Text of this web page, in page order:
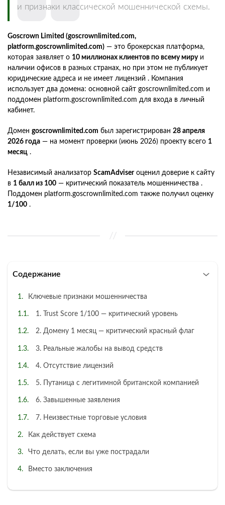
и признаки классической мошеннической схемы.
Goscrown Limited (goscrownlimited.com,
platform.goscrownlimited.com) — это брокерская платформа,
которая заявляет о 10 миллионах клиентов по всему мируи
наличии офисов в разных странах, но при этом не публикует
юридические адреса и не имеет лицензий . Компания
использует два домена: основной сайт goscrownlimited.com и
поддомен platform.goscrownlimited.com для входа в личный
кабинет.
Домен goscrownlimited.com был зарегистрирован 28 апреля
2026 года — на момент проверки (июнь 2026) проекту всего 1
месяц .
Независимый анализатор ScamAdviserоценил доверие к сайту
в 1 балл из 100 — критический показатель мошенничества .
Поддомен platform.goscrownlimited.com также получил оценку
1/100 .
Содержание
Ключевые признаки мошенничества
1. Trust Score 1/100 — критический уровень
2. Домену 1 месяц — критический красный флаг
3. Реальные жалобы на вывод средств
4. Отсутствие лицензий
5. Путаница с легитимной британской компанией
6. Завышенные заявления
7. Неизвестные торговые условия
Как действует схема
Что делать, если вы уже пострадали
Вместо заключения